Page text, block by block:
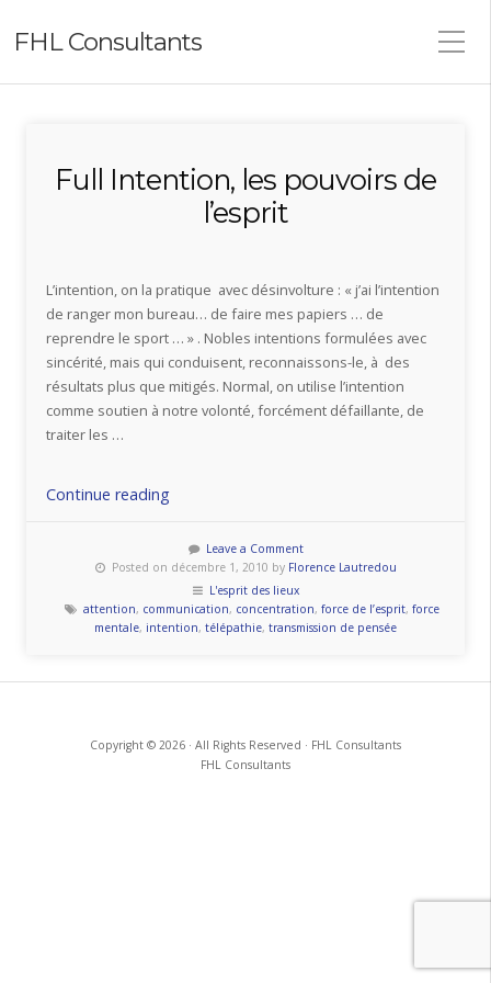
FHL Consultants
Full Intention, les pouvoirs de
l’esprit
L’intention, on la pratique avec désinvolture : « j’ai l’intention
de ranger mon bureau… de faire mes papiers … de
reprendre le sport … » . Nobles intentions formulées avec
sincérité, mais qui conduisent, reconnaissons-le, à des
résultats plus que mitigés. Normal, on utilise l’intention
comme soutien à notre volonté, forcément défaillante, de
traiter les …
Continue reading« Full
pouvoirs
l’esprit »
Leave a Comment
Posted on décembre 1, 2010 by Florence Lautredou
L'esprit des lieux
attention, communication, concentration, force de l’esprit, force
mentale, intention, télépathie, transmission de pensée
Copyright © 2026 · All Rights Reserved · FHL Consultants
FHL Consultants